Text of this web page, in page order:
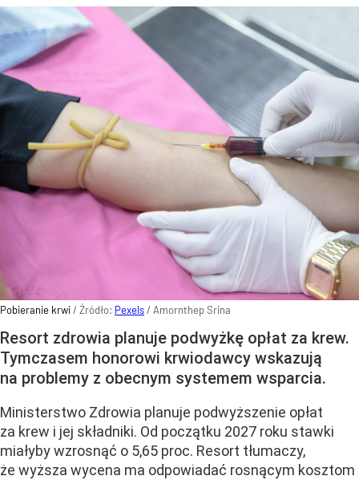
Pobieranie krwi/ Źródło: Pexels/ Amornthep Srina
Resort zdrowia planuje podwyżkę opłat za krew.
Tymczasem honorowi krwiodawcy wskazują
na problemy z obecnym systemem wsparcia.
Ministerstwo Zdrowia planuje podwyższenie opłat
za krew i jej składniki. Od początku 2027 roku stawki
miałyby wzrosnąć o 5,65 proc. Resort tłumaczy,
że wyższa wycena ma odpowiadać rosnącym kosztom